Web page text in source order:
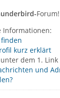
Forum!
Informationen:
kurz erklärt
dem 1.
und